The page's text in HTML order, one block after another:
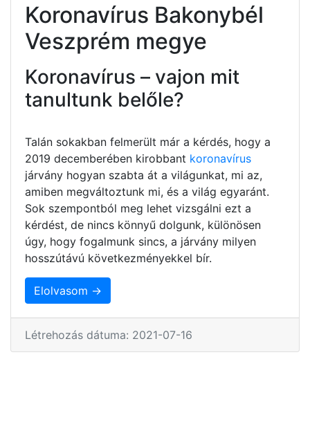
Koronavírus Bakonybél
Veszprém megye
Koronavírus – vajon mit
tanultunk belőle?
Talán sokakban felmerült már a kérdés, hogy a
2019 decemberében kirobbant koronavírus
járvány hogyan szabta át a világunkat, mi az,
amiben megváltoztunk mi, és a világ egyaránt.
Sok szempontból meg lehet vizsgálni ezt a
kérdést, de nincs könnyű dolgunk, különösen
úgy, hogy fogalmunk sincs, a járvány milyen
hosszútávú következményekkel bír.
Elolvasom →
Létrehozás dátuma: 2021-07-16